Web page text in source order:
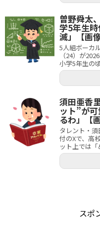
曽野舜太
学5年生
滅」【画像
5人組ボーカ
（24）が
小学5年生の
須田亜香
ット”が
るわ」【
タレント・
付のXで、高
ット上では
スポ